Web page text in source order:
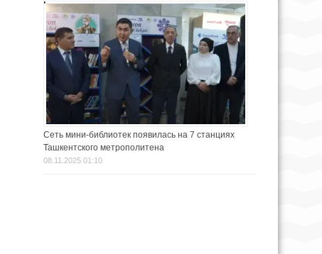
Сеть мини-библиотек появилась на 7 станциях
Ташкентского метрополитена
08.11.2025 01:10